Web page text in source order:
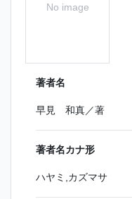
No image
著者名
早見 和真／著
著者名カナ形
ハヤミ,カズマサ